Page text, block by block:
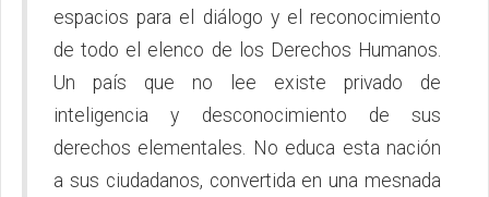
espacios para el diálogo y el reconocimiento
de todo el elenco de los Derechos Humanos.
Un país que no lee existe privado de
inteligencia y desconocimiento de sus
derechos elementales. No educa esta nación
a sus ciudadanos, convertida en una mesnada